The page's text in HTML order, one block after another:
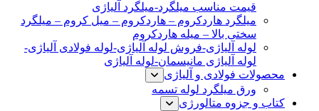
قیمت مناسب میلگرد-میلگرد آلیاژی
میلگرد هاردکروم – هاردکروم – میل کروم – میلگرد
سختی بالا – میله هاردکروم
لوله آلیاژی-فروش لوله آلیاژی-لوله فولادی آلیاژی-
لوله آلیاژی مانیسمان-لوله آلیاژی
محصولات فولادی و آلیاژی
ورق میلگرد لوله تسمه
کتاب و جزوه متالورژی